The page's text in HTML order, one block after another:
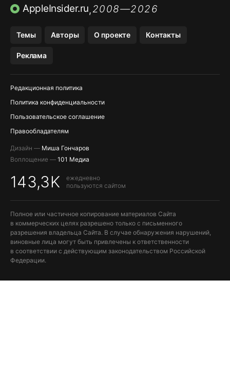
ПРИЛОЖЕНИЯ БЕЗ APP STORE
AppleInsider.ru,2008—2026
Темы Авторы О проекте Контакты
Реклама
Редакционная политика
Политика конфиденциальности
Пользовательское соглашение
Правообладателям
Дизайн — Миша Гончаров
Воплощение — 101 Медиа
143,3K
ежедневно
пользуются сайтом
Полное или частичное копирование материалов Сайта
в коммерческих целях разрешено только с письменного
разрешения владельца Сайта. В случае обнаружения нарушений,
виновные лица могут быть привлечены к ответственности
в соответствии с действующим законодательством Российской
Федерации.